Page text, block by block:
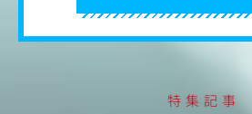
特集記事